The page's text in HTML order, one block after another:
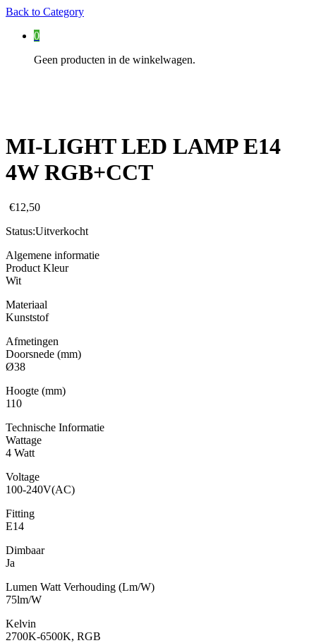
Back to Category
0
Geen producten in de winkelwagen.
MI-LIGHT LED LAMP E14
4W RGB+CCT
€12,50
Status:Uitverkocht
Algemene informatie
Product Kleur
Wit
Materiaal
Kunststof
Afmetingen
Doorsnede (mm)
Ø38
Hoogte (mm)
110
Technische Informatie
Wattage
4 Watt
Voltage
100-240V(AC)
Fitting
E14
Dimbaar
Ja
Lumen Watt Verhouding (Lm/W)
75lm/W
Kelvin
2700K-6500K, RGB